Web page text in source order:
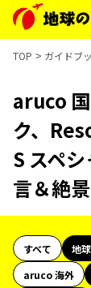
TOP ガイドブ
aruco
ク、
S スペ
言＆絶
すべて 地
aruco 海外